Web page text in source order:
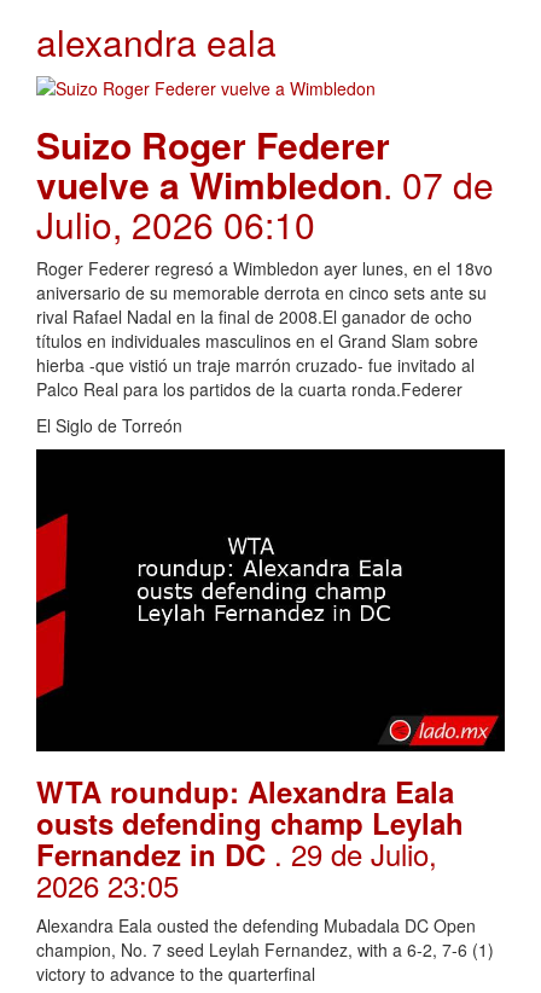
alexandra eala
Suizo Roger Federer
vuelve a Wimbledon. 07 de
Julio, 2026 06:10
Roger Federer regresó a Wimbledon ayer lunes, en el 18vo
aniversario de su memorable derrota en cinco sets ante su
rival Rafael Nadal en la final de 2008.El ganador de ocho
títulos en individuales masculinos en el Grand Slam sobre
hierba -que vistió un traje marrón cruzado- fue invitado al
Palco Real para los partidos de la cuarta ronda.Federer
El Siglo de Torreón
WTA roundup: Alexandra Eala
ousts defending champ Leylah
Fernandez in DC . 29 de Julio,
2026 23:05
Alexandra Eala ousted the defending Mubadala DC Open
champion, No. 7 seed Leylah Fernandez, with a 6-2, 7-6 (1)
victory to advance to the quarterfinal